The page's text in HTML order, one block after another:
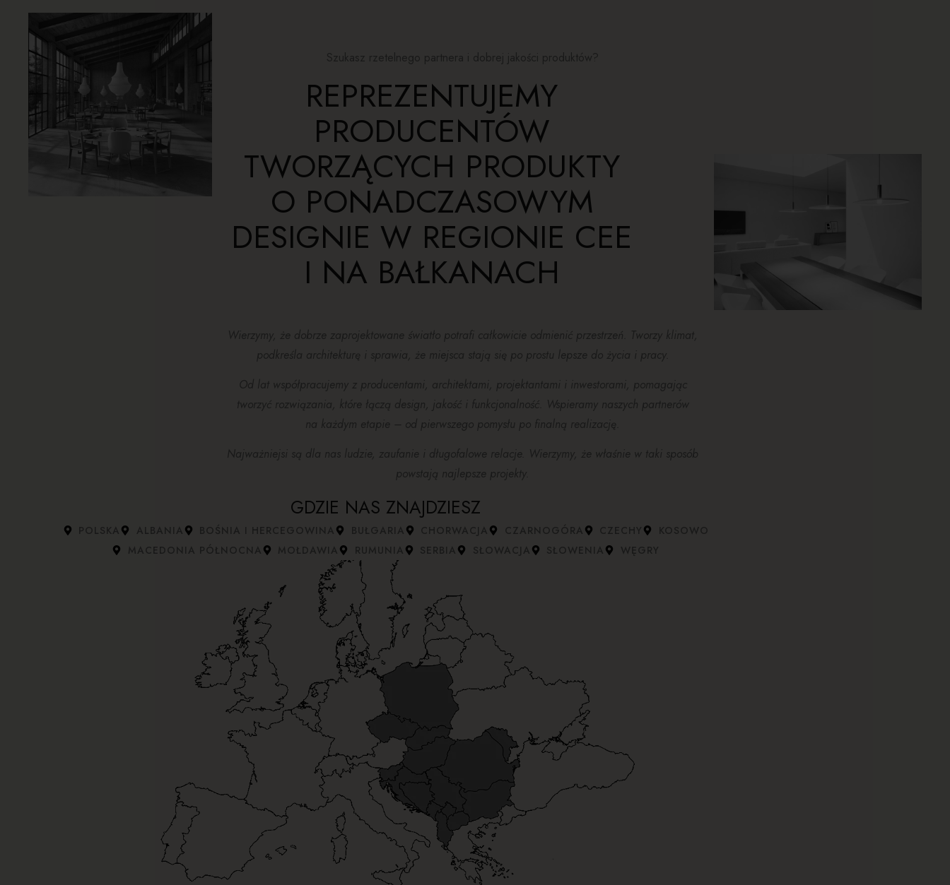
Szukasz rzetelnego partnera i dobrej jakości produktów?
REPREZENTUJEMY
PRODUCENTÓW
TWORZĄCYCH PRODUKTY
O PONADCZASOWYM
DESIGNIE W REGIONIE CEE
I NA BAŁKANACH
Wierzymy, że dobrze zaprojektowane światło potrafi całkowicie odmienić przestrzeń. Tworzy klimat,
podkreśla architekturę i sprawia, że miejsca stają się po prostu lepsze do życia i pracy.
Od lat współpracujemy z producentami, architektami, projektantami i inwestorami, pomagając
tworzyć rozwiązania, które łączą design, jakość i funkcjonalność. Wspieramy naszych partnerów
na każdym etapie – od pierwszego pomysłu po finalną realizację.
Najważniejsi są dla nas ludzie, zaufanie i długofalowe relacje. Wierzymy, że właśnie w taki sposób
powstają najlepsze projekty.
GDZIE NAS ZNAJDZIESZ
POLSKA ALBANIA BOŚNIA I HERCEGOWINA BUŁGARIA CHORWACJA CZARNOGÓRA CZECHY
KOSOWO
MACEDONIA PÓŁNOCNA
MOŁDAWIA RUMUNIA SERBIA SŁOWACJA SŁOWENIA WĘGRY